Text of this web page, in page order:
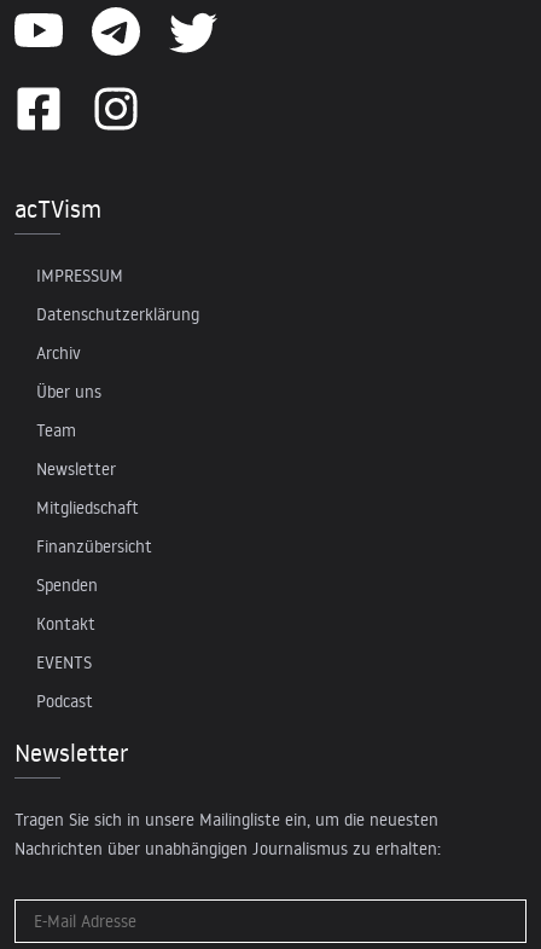
acTVism
IMPRESSUM
Datenschutzerklärung
Archiv
Über uns
Team
Newsletter
Mitgliedschaft
Finanzübersicht
Spenden
Kontakt
EVENTS
Podcast
Newsletter
Tragen Sie sich in unsere Mailingliste ein, um die neuesten
Nachrichten über unabhängigen Journalismus zu erhalten: